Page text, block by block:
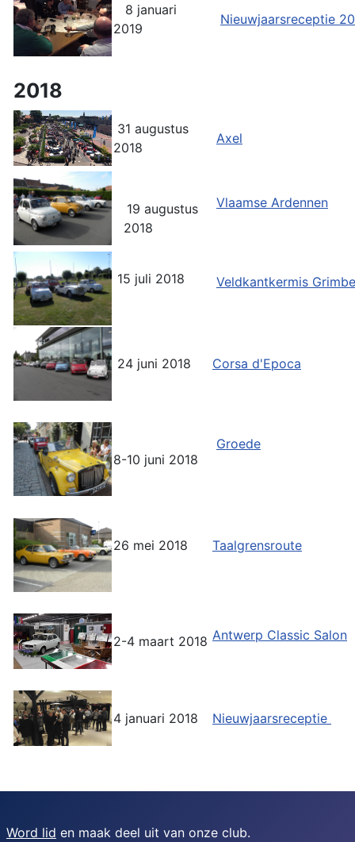
8 januari
2019
Nieuwjaarsreceptie
2018
31 augustus
2018
Axel
19 augustus
2018
Vlaamse Ardennen
15 juli 2018 Veldkantkermis
24 juni 2018 Corsa d'Epoca
8-10 juni 2018
Groede
26 mei 2018 Taalgrensroute
2-4 maart 2018 Antwerp Classic Salon
4 januari 2018 Nieuwjaarsreceptie
Word lid en maak deel uit van onze club.